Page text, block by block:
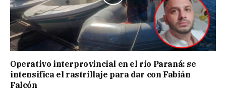
Operativo interprovincial en el río Paraná: se
intensifica el rastrillaje para dar con Fabián
Falcón